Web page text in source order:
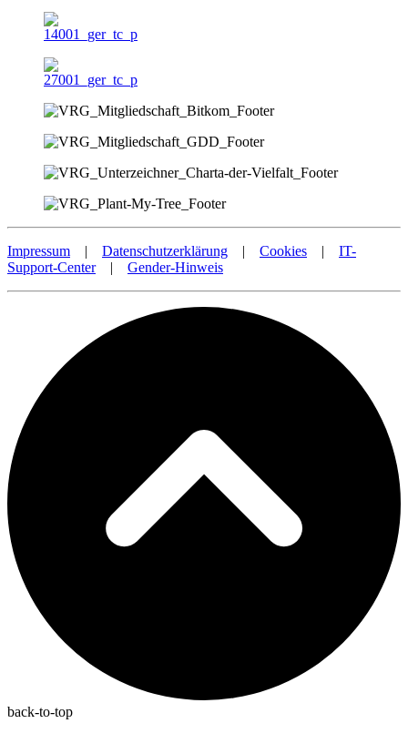
Impressum | Datenschutzerklärung | Cookies | IT-
Support-Center| Gender-Hinweis
back-to-top